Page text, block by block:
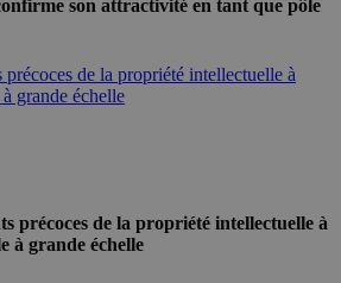
son attractivité en tant que pôle
de la propriété intellectuelle à
grande échelle
précoces de la propriété intellectuelle à
à grande échelle